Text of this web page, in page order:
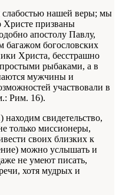
слабостью нашей веры; мы
Христе призваны
апостолу Павлу,
богословских
Христа, бесстрашно
рыбаками, а в
мужчины и
участвовали в
Рим. 16).
свидетельство,
только миссионеры,
своих близких к
можно услышать и
не умеют писать,
хотя мудрых и